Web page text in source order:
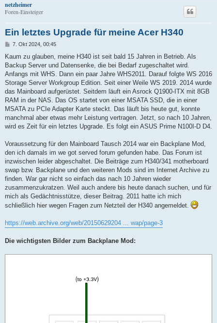
netzheimer
Foren-Einsteiger
Ein letztes Upgrade für meine Acer H340
B
i
r
a
7. Okt 2024, 00:45
Kaum zu glauben, meine H340 ist seit bald 15 Jahren in Betrieb. Als
Backup Server und Datensenke, die bei Bedarf zugeschaltet wird.
Anfangs mit WHS. Dann ein paar Jahre WHS2011. Darauf folgte WS 2016
Storage Server Workgroup Edition. Seit einer Weile WS 2019. 2014 wurde
das Mainboard aufgerüstet. Seitdem läuft ein Asrock Q1900-ITX mit 8GB
RAM in der NAS. Das OS startet von einer MSATA SSD, die in einer
MSATA zu PCIe Adapter Karte steckt. Das läuft bis heute gut, konnte
manchmal aber etwas mehr Leistung vertragen. Jetzt, so nach 10 Jahren,
wird es Zeit für ein letztes Upgrade. Es folgt ein ASUS Prime N100I-D D4.
Voraussetzung für den Mainboard Tausch 2014 war ein Backplane Mod,
den ich damals im we got served forum gefunden habe. Das Forum ist
inzwischen leider abgeschaltet. Die Beiträge zum H340/341 motherboard
swap bzw. Backplane und den weiteren Mods sind im Internet Archive zu
finden. War gar nicht so einfach das nach 10 Jahren wieder
zusammenzukratzen. Weil auch andere bis heute danach suchen, und für
mich als Gedächtnisstütze, dieser Beitrag. 2011 hatte ich mich
schließlich hier wegen Fragen zum Netzteil der H340 angemeldet.
https://web.archive.org/web/20150629204 ... wap/page-3
Die wichtigsten Bilder zum Backplane Mod: